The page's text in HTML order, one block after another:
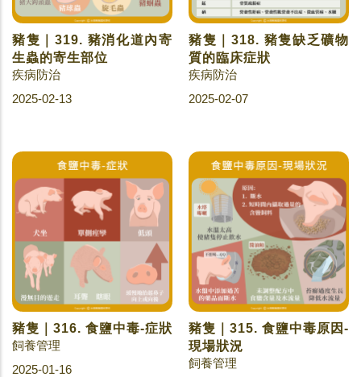
豬隻｜319. 豬消化道內寄
生蟲的寄生部位
疾病防治
2025-02-13
豬隻｜318. 豬隻缺乏礦物
質的臨床症狀
疾病防治
2025-02-07
豬隻｜316. 食鹽中毒-症狀
飼養管理
2025-01-16
豬隻｜315. 食鹽中毒原因-
現場狀況
飼養管理